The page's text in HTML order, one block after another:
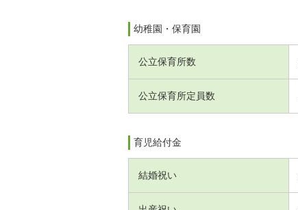
幼稚園・保育園
公立保育所数
公立保育所定員数
育児給付金
結婚祝い